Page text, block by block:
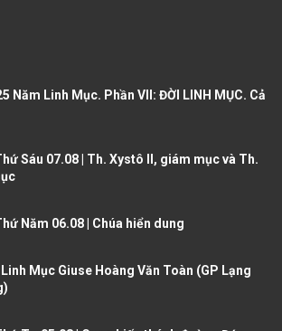
u
a
e
g
Năm Linh Mục. Phần VII: ĐỜI LINH MỤC. Cả
Sáu 07.08 | Th. Xystô II, giám mục và Th.
Năm 06.08 | Chúa hiển dung
Mục Giuse Hoàng Văn Toàn (GP Lạng